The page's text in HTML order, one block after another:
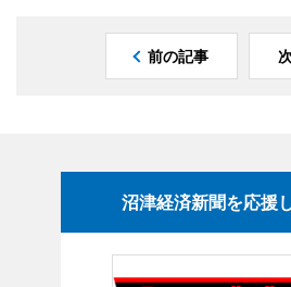
前の記事
沼津経済新聞を応援